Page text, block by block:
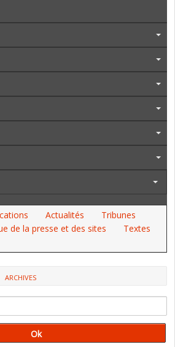
Actualités
Tribunes
de la presse et des sites
Textes
ARCHIVES
ROCHEX